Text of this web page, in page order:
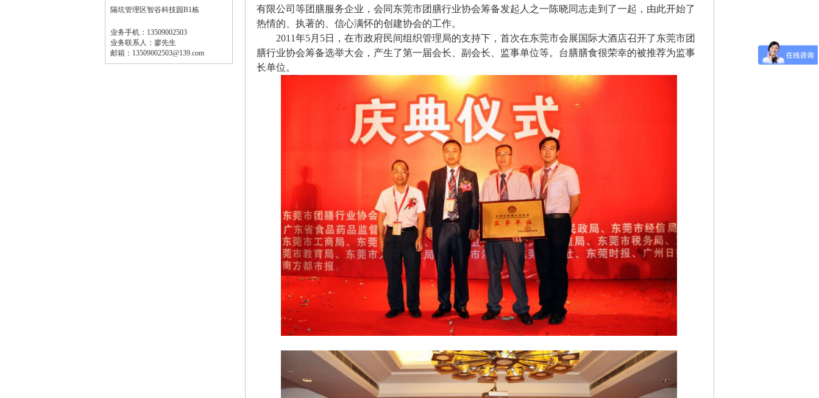
隔坑管理区智谷科技园B1栋
业务手机：13509002503
业务联系人：廖先生
邮箱：13509002503@139.com
有限公司等团膳服务企业，会同东莞市团膳行业协会筹备发起人之一陈晓同志走到了一起，由此开始了
热情的、执著的、信心满怀的创建协会的工作。
2011年5月5日，在市政府民间组织管理局的支持下，首次在东莞市会展国际大酒店召开了东莞市团
膳行业协会筹备选举大会，产生了第一届会长、副会长、监事单位等。台膳膳食很荣幸的被推荐为监事
长单位。